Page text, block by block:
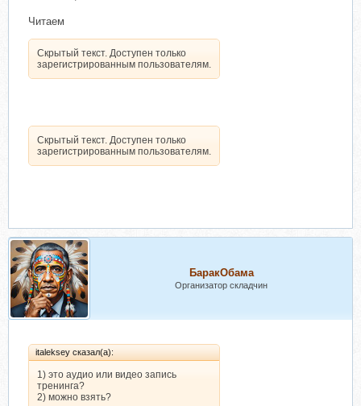
Читаем
Скрытый текст. Доступен только
зарегистрированным пользователям.
Скрытый текст. Доступен только
зарегистрированным пользователям.
БаракОбама
Организатор складчин
italeksey сказал(а):
1) это аудио или видео запись
тренинга?
2) можно взять?